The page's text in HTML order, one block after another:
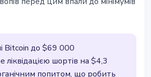
Bitcoin до $69 000
ліквідацією шортів на $4,3
попитом, що робить